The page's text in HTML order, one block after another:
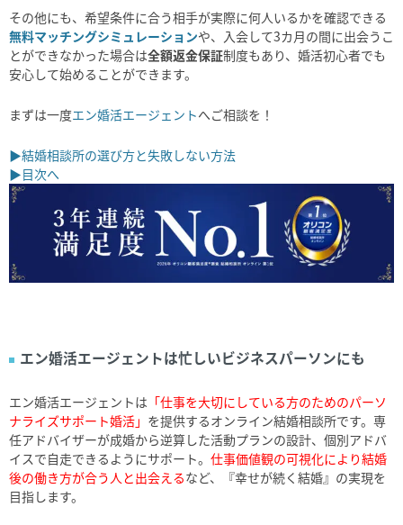
その他にも、希望条件に合う相手が実際に何人いるかを確認できる
無料マッチングシミュレーションや、入会して3カ月の間に出会うこ
とができなかった場合は全額返金保証制度もあり、婚活初心者でも
安心して始めることができます。
まずは一度エン婚活エージェントへご相談を！
▶結婚相談所の選び方と失敗しない方法
▶目次へ
エン婚活エージェントは忙しいビジネスパーソンにも
エン婚活エージェントは 「仕事を大切にしている方のためのパーソ
ナライズサポート婚活」 を提供するオンライン結婚相談所です。専
任アドバイザーが成婚から逆算した活動プランの設計、個別アドバ
イスで自走できるようにサポート。 仕事価値観の可視化により結婚
後の働き方が合う人と出会えるなど、『幸せが続く結婚』の実現を
目指します。